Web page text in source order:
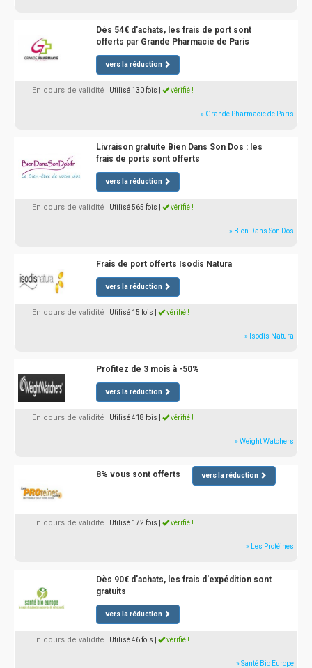
Dès 54€ d'achats, les frais de port sont
offerts par Grande Pharmacie de Paris
vers la réduction
En cours de validité | Utilisé 130 fois vérifié !
» Grande Pharmacie de Paris
Livraison gratuite Bien Dans Son Dos : les
frais de ports sont offerts
vers la réduction
En cours de validité | Utilisé 565 fois vérifié !
» Bien Dans Son Dos
Frais de port offerts Isodis Natura
vers la réduction
En cours de validité | Utilisé 15 fois vérifié !
» Isodis Natura
Profitez de 3 mois à -50%
vers la réduction
En cours de validité | Utilisé 418 fois vérifié !
» Weight Watchers
8% vous sont offerts vers la réduction
En cours de validité | Utilisé 172 fois vérifié !
» Les Protéines
Dès 90€ d'achats, les frais d'expédition sont
gratuits
vers la réduction
En cours de validité | Utilisé 46 fois vérifié !
» Santé Bio Europe